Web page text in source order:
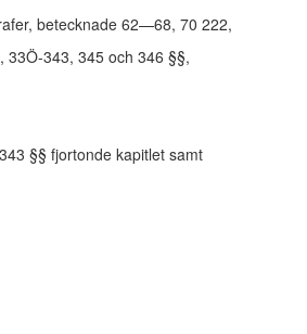
betecknade 62—68, 70 222,
343, 345 och 346 §§,
§§ fjortonde kapitlet samt